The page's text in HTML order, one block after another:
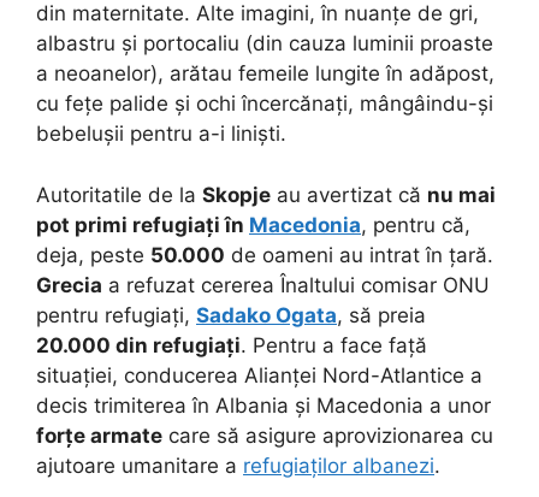
din maternitate. Alte imagini, în nuanțe de gri,
albastru și portocaliu (din cauza luminii proaste
a neoanelor), arătau femeile lungite în adăpost,
cu fețe palide și ochi încercănați, mângâindu-și
bebelușii pentru a-i liniști.
Autoritatile de la Skopje au avertizat că nu mai
pot primi refugiați în Macedonia, pentru că,
deja, peste 50.000 de oameni au intrat în țară.
Grecia a refuzat cererea Înaltului comisar ONU
pentru refugiați, Sadako Ogata, să preia
20.000 din refugiați. Pentru a face față
situației, conducerea Alianței Nord-Atlantice a
decis trimiterea în Albania și Macedonia a unor
forțe armate care să asigure aprovizionarea cu
ajutoare umanitare a refugiaților albanezi.